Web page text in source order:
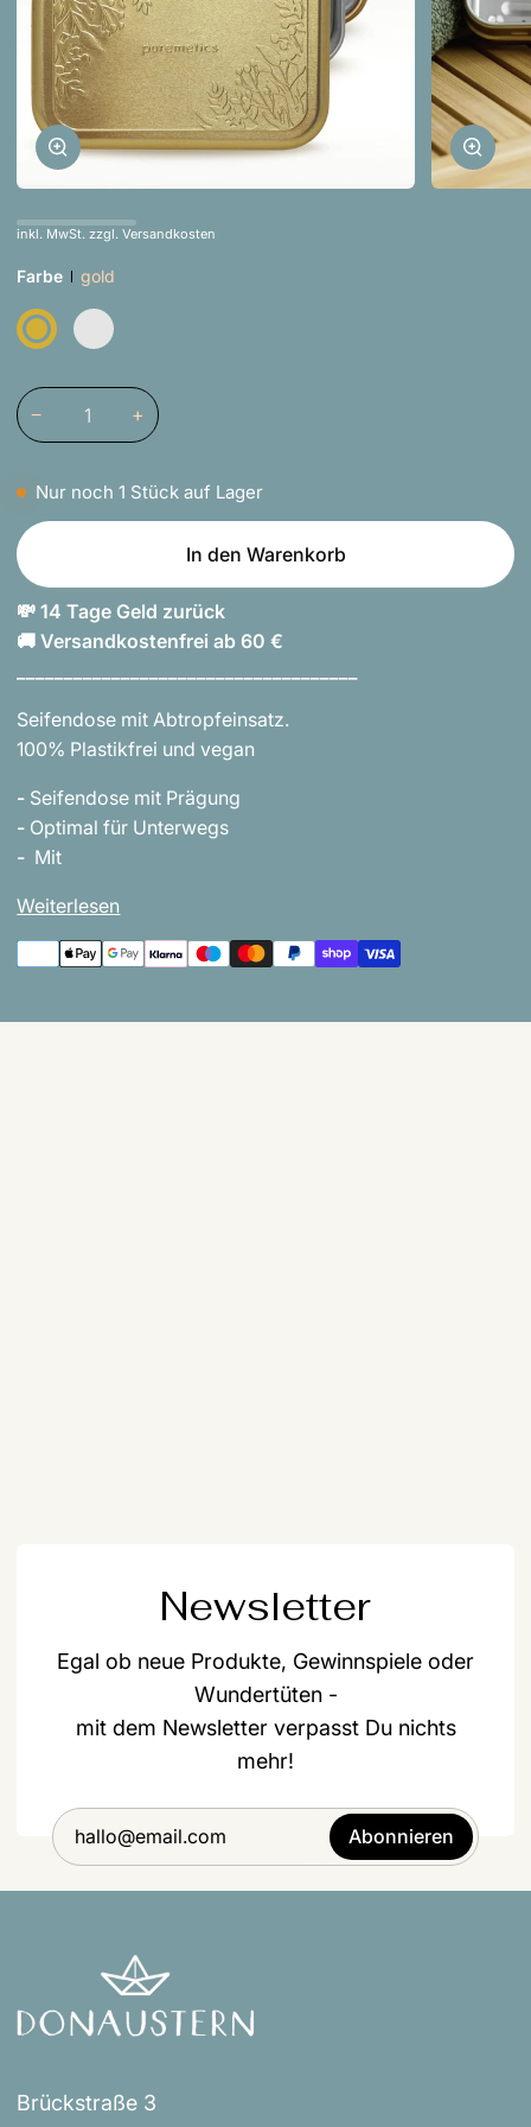
inkl. MwSt. zzgl. Versandkosten
Farbe
gold
gold
Variante
ausverkauft
oder
silber
Variante
ausverkauft
oder
− +
Nur noch1 Stück auf Lager
In den Warenkorb
💸 14 Tage Geld zurück
🚚 Versandkostenfrei ab 60 €
Seifendose mit Abtropfeinsatz.
100% Plastikfrei und vegan
- Seifendose mit Prägung
- Optimal für Unterwegs
- Mit
Weiterlesen
Newsletter
Egal ob neue Produkte, Gewinnspiele oder
Wundertüten -
mit dem Newsletter verpasst Du nichts
mehr!
Abonnieren
Brückstraße 3